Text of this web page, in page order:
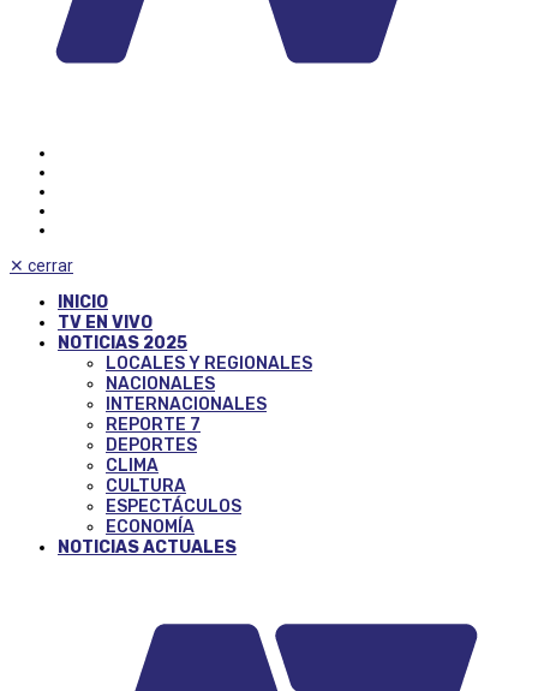
✕ cerrar
INICIO
TV EN VIVO
NOTICIAS 2025
LOCALES Y REGIONALES
NACIONALES
INTERNACIONALES
REPORTE 7
DEPORTES
CLIMA
CULTURA
ESPECTÁCULOS
ECONOMÍA
NOTICIAS ACTUALES